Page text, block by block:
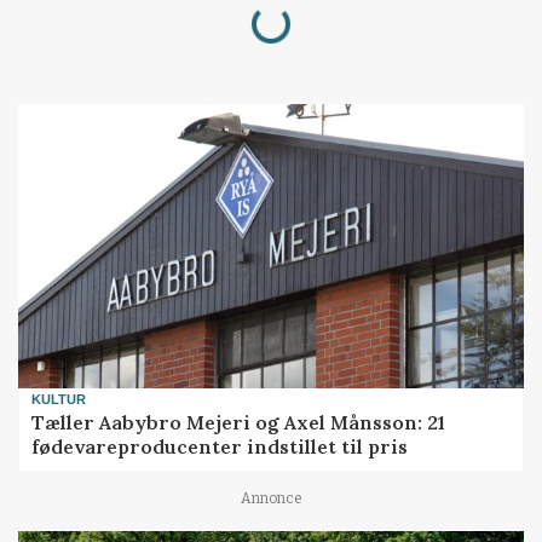
Loading...
KULTUR
Tæller Aabybro Mejeri og Axel Månsson: 21
fødevareproducenter indstillet til pris
Annonce